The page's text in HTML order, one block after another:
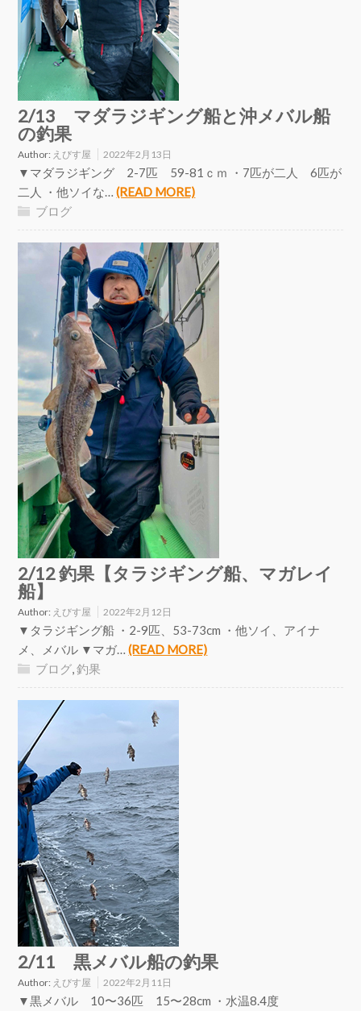
2/13 マダラジギング船と沖メバル船
の釣果
Author: えびす屋 2022年2月13日
▼マダラジギング 2-7匹 59-81ｃｍ ・7匹が二人 6匹が
二人 ・他ソイな…(READ MORE)
ブログ
2/12 釣果【タラジギング船、マガレイ
船】
Author: えびす屋 2022年2月12日
▼タラジギング船 ・2-9匹、53-73cm ・他ソイ、アイナ
メ、メバル ▼マガ…(READ MORE)
ブログ,釣果
2/11 黒メバル船の釣果
Author: えびす屋 2022年2月11日
▼黒メバル 10〜36匹 15〜28cm ・水温8.4度